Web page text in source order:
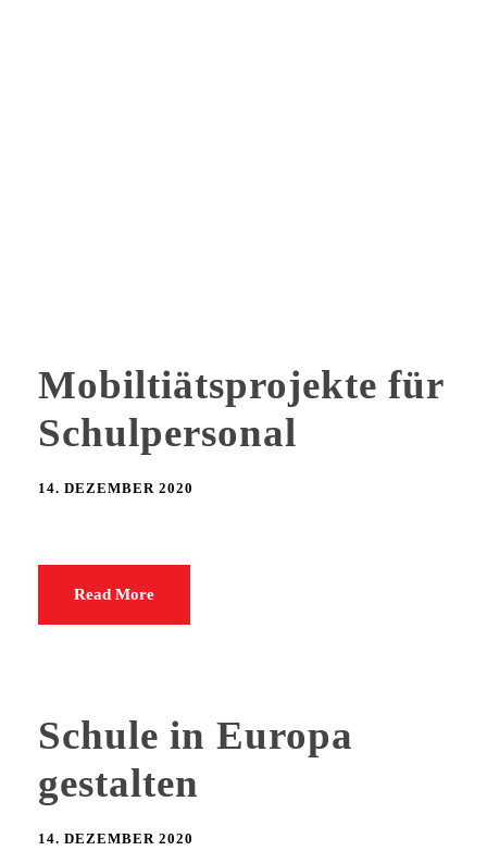
Mobiltiätsprojekte für
Schulpersonal
14. DEZEMBER 2020
Read More
Schule in Europa
gestalten
14. DEZEMBER 2020